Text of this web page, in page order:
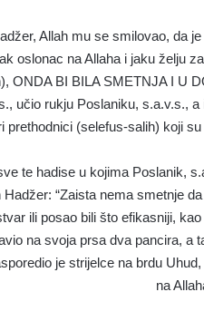
Allah mu se smilovao, da
oslonac na Allaha i jaku želju
ONDA BI BILA SMETNJA I U
učio rukju Poslaniku, s.a.v.s.,
prethodnici (selefus-salih) koji
te hadise u kojima Poslanik,
“Zaista nema smetnje
ili posao bili što efikasniji,
na svoja prsa dva pancira, a
je strijelce na brdu
na